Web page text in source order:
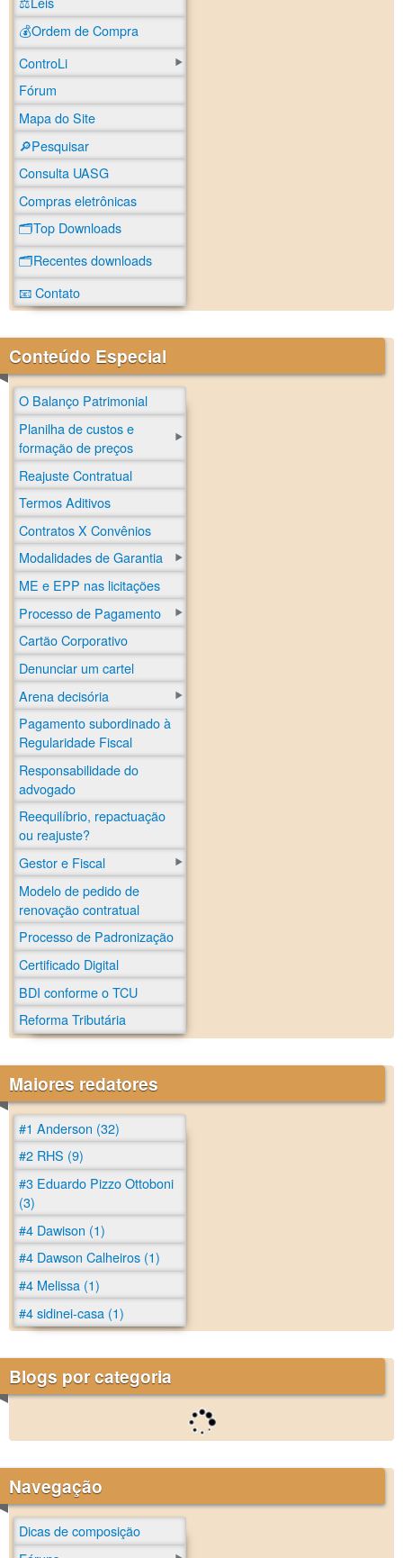
💰Ordem de Compra
ControLi
Fórum
Mapa do Site
🔎Pesquisar
Consulta UASG
Compras eletrônicas
🗂️Top Downloads
🗂️Recentes downloads
📧 Contato
Conteúdo Especial
O Balanço Patrimonial
Planilha de custos e
formação de preços
Reajuste Contratual
Termos Aditivos
Contratos X Convênios
Modalidades de Garantia
ME e EPP nas licitações
Processo de Pagamento
Cartão Corporativo
Denunciar um cartel
Arena decisória
Pagamento subordinado à
Regularidade Fiscal
Responsabilidade do
advogado
Reequilíbrio, repactuação
ou reajuste?
Gestor e Fiscal
Modelo de pedido de
renovação contratual
Processo de Padronização
Certificado Digital
BDI conforme o TCU
Reforma Tributária
Maiores redatores
#1 Anderson (32)
#2 RHS (9)
#3 Eduardo Pizzo Ottoboni
(3)
#4 Dawison (1)
#4 Dawson Calheiros (1)
#4 Melissa (1)
#4 sidinei-casa (1)
Blogs por categoria
Navegação
Dicas de composição